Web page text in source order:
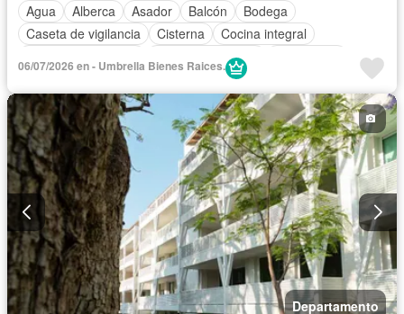
Agua
Alberca Asador Balcón
Bodega
Caseta de vigilancia
Cisterna
Cocina integral
Cuarto de servicio
Gimnasio
Jardín
Recámara con closet Azotea
Sala polivalente
Sauna
Seguridad Televisión por cable
Wifi
Zonas verdes
Sin amueblar
06/07/2026 en - Umbrella Bienes Raices.
Departamento